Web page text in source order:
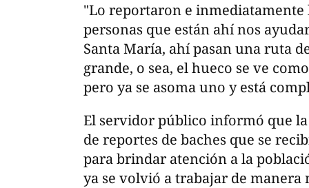
"Lo reportaron e inmediatamente
personas que están ahí nos
Santa María, ahí pasan una ruta
grande, o sea, el hueco se ve
pero ya se asoma uno y está
El servidor público informó que
de reportes de baches que se
para brindar atención a la
ya se volvió a trabajar de manera